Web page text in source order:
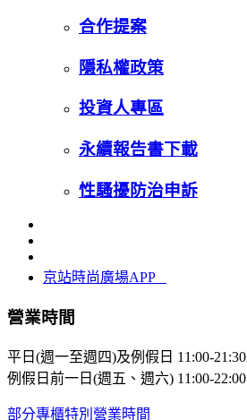
合作提案
隱私權政策
投資人專區
永續報告書下載
性騷擾防治申訴
京站時尚廣場APP
營業時間
平日(週一至週四)及例假日 11:00-21:30
例假日前一日(週五、週六) 11:00-22:00
部分專櫃特別營業時間